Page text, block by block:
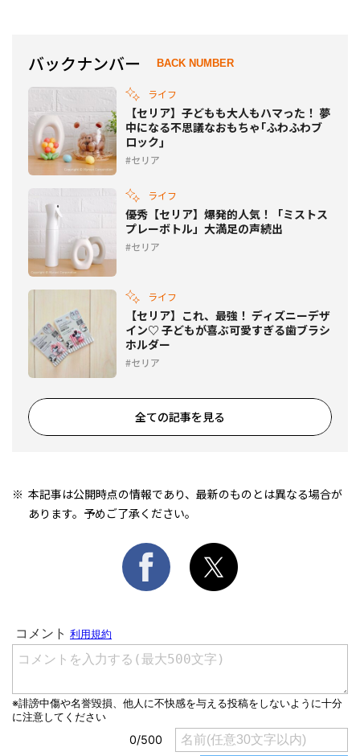
バックナンバー BACK NUMBER
ライフ
【セリア】子どもも大人もハマった！ 夢
中になる不思議なおもちゃ｢ふわふわブ
ロック｣
セリア
ライフ
優秀【セリア】爆発的人気！「ミストス
プレーボトル」大満足の声続出
セリア
ライフ
【セリア】これ、最強！ ディズニーデザ
イン♡ 子どもが喜ぶ可愛すぎる歯ブラシ
ホルダー
セリア
全ての記事を見る
本記事は公開時点の情報であり、最新のものとは異なる場合が
あります。予めご了承ください。